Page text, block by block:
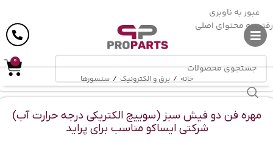
عبور به ناوبری
رفتن به محتوای اصلی
ارسال رایگان
0
خانه/برق و الکترونیک/سنسورها
مهره فن دو فیش سبز (سوییچ الکتریکی درجه حرارت آب)
شرکتی ایساکو مناسب برای پراید